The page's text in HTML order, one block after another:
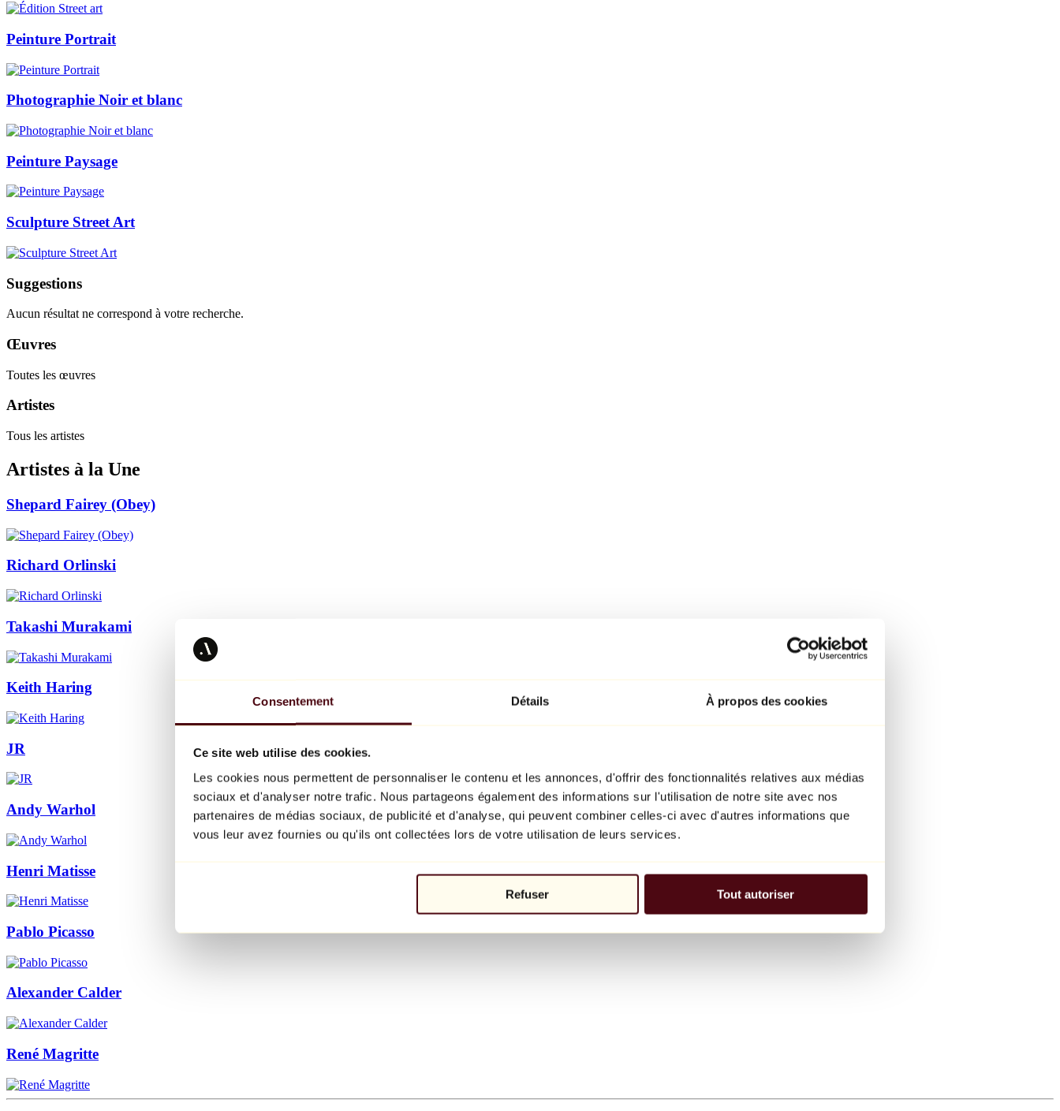
Consentement Détails À propos des cookies
Ce site web utilise des cookies.
Les cookies nous permettent de personnaliser le contenu et les annonces, d'offrir des fonctionnalités relatives aux médias
sociaux et d'analyser notre trafic. Nous partageons également des informations sur l'utilisation de notre site avec nos
partenaires de médias sociaux, de publicité et d'analyse, qui peuvent combiner celles-ci avec d'autres informations que
vous leur avez fournies ou qu'ils ont collectées lors de votre utilisation de leurs services.
Refuser Tout autoriser
Peinture Portrait
Photographie Noir et blanc
Peinture Paysage
Sculpture Street Art
Suggestions
Aucun résultat ne correspond à votre recherche.
Œuvres
Toutes les œuvres
Artistes
Tous les artistes
Artistes à la Une
Shepard Fairey (Obey)
Richard Orlinski
Takashi Murakami
Keith Haring
JR
Andy Warhol
Henri Matisse
Pablo Picasso
Alexander Calder
René Magritte